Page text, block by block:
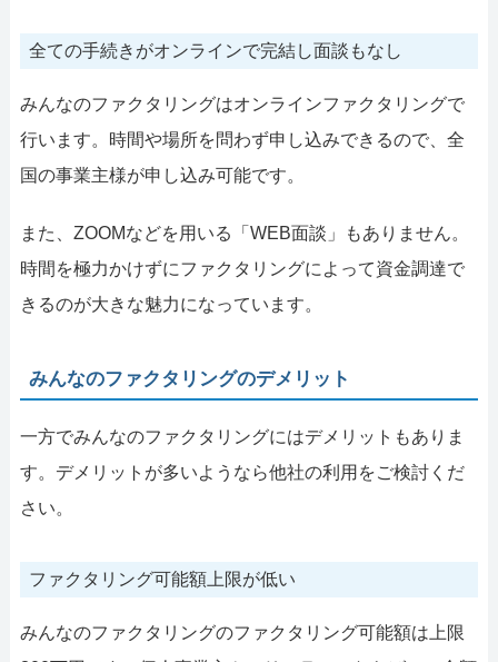
全ての手続きがオンラインで完結し面談もなし
みんなのファクタリングはオンラインファクタリングで
行います。時間や場所を問わず申し込みできるので、全
国の事業主様が申し込み可能です。
また、ZOOMなどを用いる「WEB面談」もありません。
時間を極力かけずにファクタリングによって資金調達で
きるのが大きな魅力になっています。
みんなのファクタリングのデメリット
一方でみんなのファクタリングにはデメリットもありま
す。デメリットが多いようなら他社の利用をご検討くだ
さい。
ファクタリング可能額上限が低い
みんなのファクタリングのファクタリング可能額は上限